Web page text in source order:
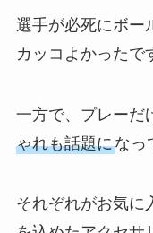
選手が必死にボー
カッコよかったで
一方で、プレーだ
ゃれも話題になっ
それぞれがお気に